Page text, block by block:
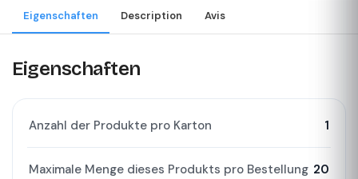
Eigenschaften Description Avis
Eigenschaften
Anzahl der Produkte pro Karton 1
Maximale Menge dieses Produkts pro Bestellung 20